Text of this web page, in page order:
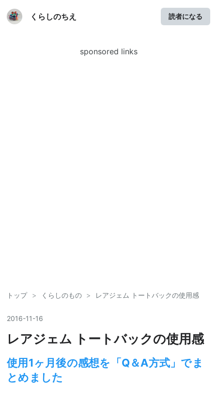
くらしのちえ 読者になる
sponsored links
トップ > くらしのもの > レアジェム トートバックの使用感
2016-11-16
レアジェム トートバックの使用感
使用1ヶ月後の感想を「Q＆A方式」でま
とめました